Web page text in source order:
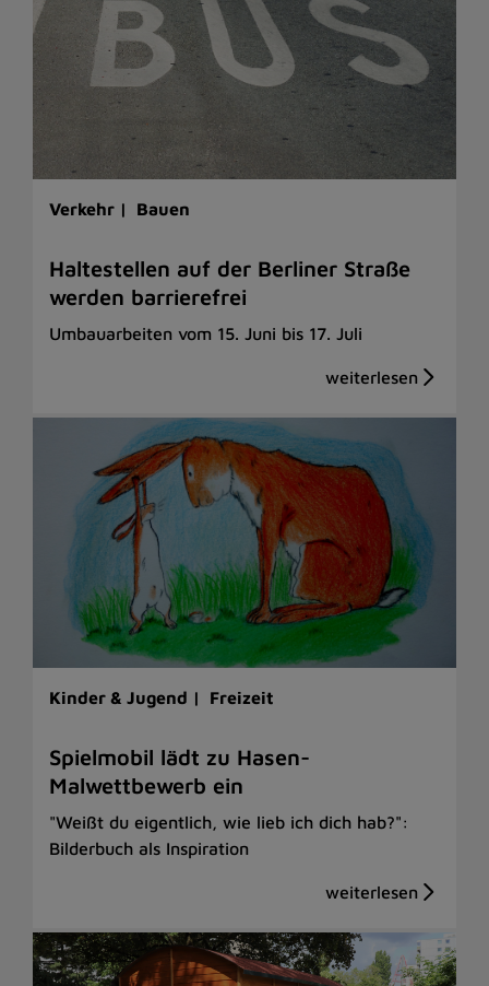
Verkehr | Bauen
Haltestellen auf der Berliner Straße
werden barrierefrei
Umbauarbeiten vom 15. Juni bis 17. Juli
Kinder & Jugend | Freizeit
Spielmobil lädt zu Hasen-
Malwettbewerb ein
"Weißt du eigentlich, wie lieb ich dich hab?":
Bilderbuch als Inspiration